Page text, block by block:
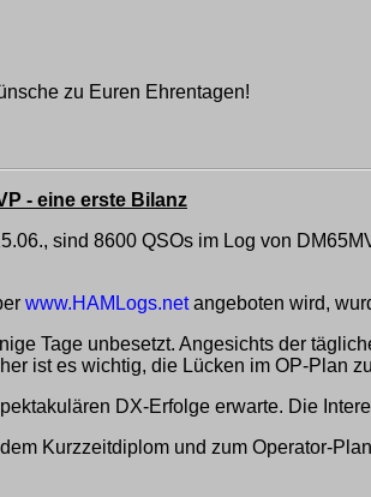
zu Euren Ehrentagen!
- eine erste Bilanz
sind 8600 QSOs im Log von
www.HAMLogs.netangeboten wird,
Tage unbesetzt. Angesichts der
ist es wichtig, die Lücken im OP-Plan
DX-Erfolge erwarte. Die
Kurzzeitdiplom und zum Operator-